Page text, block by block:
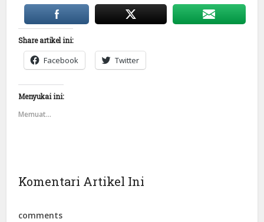
Share artikel ini:
Facebook Twitter
Menyukai ini:
Memuat...
Komentari Artikel Ini
comments